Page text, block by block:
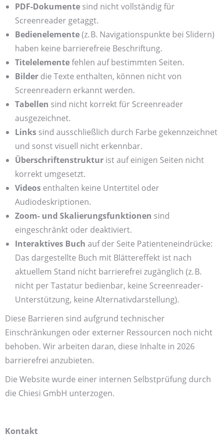
PDF-Dokumente sind nicht vollständig für
Screenreader getaggt.
Bedienelemente(z. B. Navigationspunkte bei Slidern)
haben keine barrierefreie Beschriftung.
Titelelementefehlen auf bestimmten Seiten.
Bilder die Texte enthalten, können nicht von
Screenreadern erkannt werden.
Tabellen sind nicht korrekt für Screenreader
ausgezeichnet.
Links sind ausschließlich durch Farbe gekennzeichnet
und sonst visuell nicht erkennbar.
Überschriftenstruktur ist auf einigen Seiten nicht
korrekt umgesetzt.
Videos enthalten keine Untertitel oder
Audiodeskriptionen.
Zoom- und Skalierungsfunktionen sind
eingeschränkt oder deaktiviert.
Interaktives Buch auf der Seite Patienteneindrücke:
Das dargestellte Buch mit Blättereffekt ist nach
aktuellem Stand nicht barrierefrei zugänglich (z. B.
nicht per Tastatur bedienbar, keine Screenreader-
Unterstützung, keine Alternativdarstellung).
Diese Barrieren sind aufgrund technischer
Einschränkungen oder externer Ressourcen noch nicht
behoben. Wir arbeiten daran, diese Inhalte in 2026
barrierefrei anzubieten.
Die Website wurde einer internen Selbstprüfung durch
die Chiesi GmbH unterzogen.
Kontakt